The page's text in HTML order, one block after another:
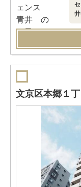
文京区本郷１